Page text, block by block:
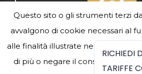
Traveller Review
Questo sito o gli strumenti terzi
avvalgono di cookie necessari al
alle finalità illustrate nella cookie
di più o negare il consenso a tutti
RICHIEDI
TARIFFE